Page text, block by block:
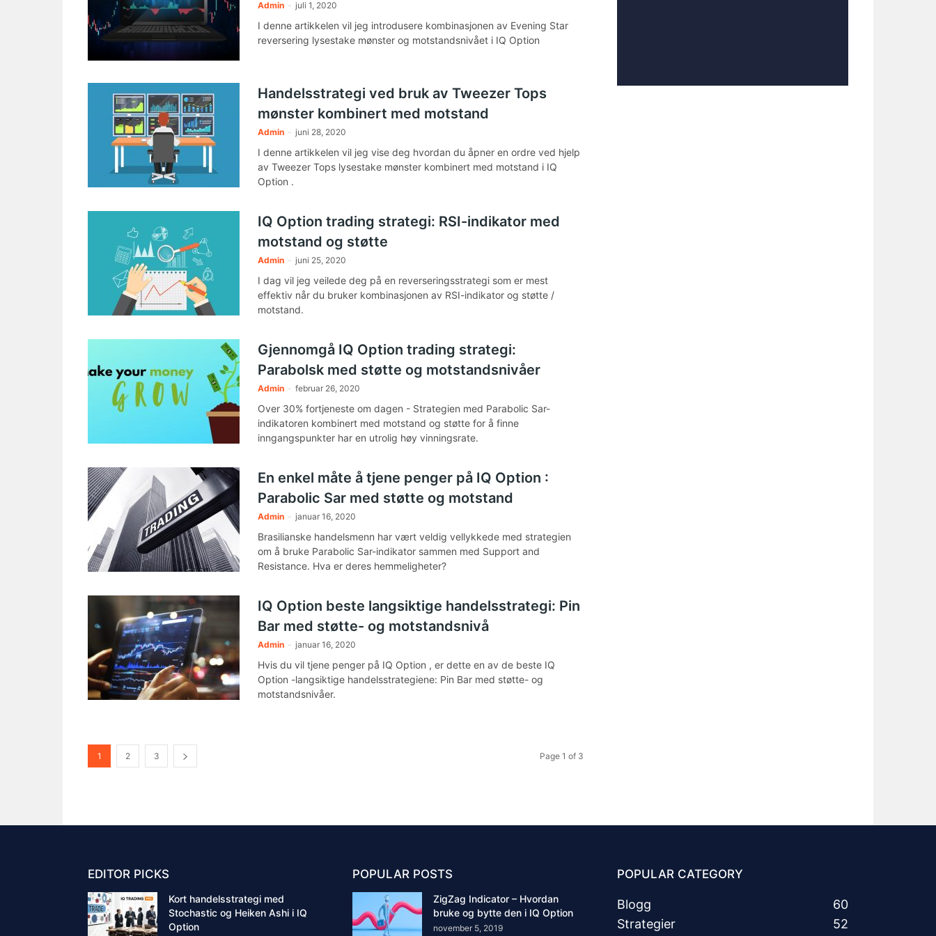
Admin - juli 1, 2020
I denne artikkelen vil jeg introdusere kombinasjonen av Evening Star
reversering lysestake mønster og motstandsnivået i IQ Option
Handelsstrategi ved bruk av Tweezer Tops
mønster kombinert med motstand
Admin - juni 28, 2020
I denne artikkelen vil jeg vise deg hvordan du åpner en ordre ved hjelp
av Tweezer Tops lysestake mønster kombinert med motstand i IQ
Option .
IQ Option trading strategi: RSI-indikator med
motstand og støtte
Admin - juni 25, 2020
I dag vil jeg veilede deg på en reverseringsstrategi som er mest
effektiv når du bruker kombinasjonen av RSI-indikator og støtte /
motstand.
Gjennomgå IQ Option trading strategi:
Parabolsk med støtte og motstandsnivåer
Admin - februar 26, 2020
Over 30% fortjeneste om dagen - Strategien med Parabolic Sar-
indikatoren kombinert med motstand og støtte for å finne
inngangspunkter har en utrolig høy vinningsrate.
En enkel måte å tjene penger på IQ Option :
Parabolic Sar med støtte og motstand
Admin - januar 16, 2020
Brasilianske handelsmenn har vært veldig vellykkede med strategien
om å bruke Parabolic Sar-indikator sammen med Support and
Resistance. Hva er deres hemmeligheter?
IQ Option beste langsiktige handelsstrategi: Pin
Bar med støtte- og motstandsnivå
Admin - januar 16, 2020
Hvis du vil tjene penger på IQ Option , er dette en av de beste IQ
Option -langsiktige handelsstrategiene: Pin Bar med støtte- og
motstandsnivåer.
1 2 3 Page 1 of 3
EDITOR PICKS
Kort handelsstrategi med
Stochastic og Heiken Ashi i IQ
Option
POPULAR POSTS
ZigZag Indicator – Hvordan
bruke og bytte den i IQ Option
november 5, 2019
POPULAR CATEGORY
Blogg
60
Strategier
52